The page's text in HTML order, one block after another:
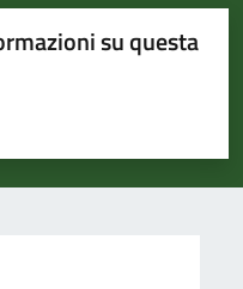
su questa
5